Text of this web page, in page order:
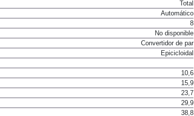
Total
Automático
8
No disponible
Convertidor de par
10,6
15,9
23,7
29,9